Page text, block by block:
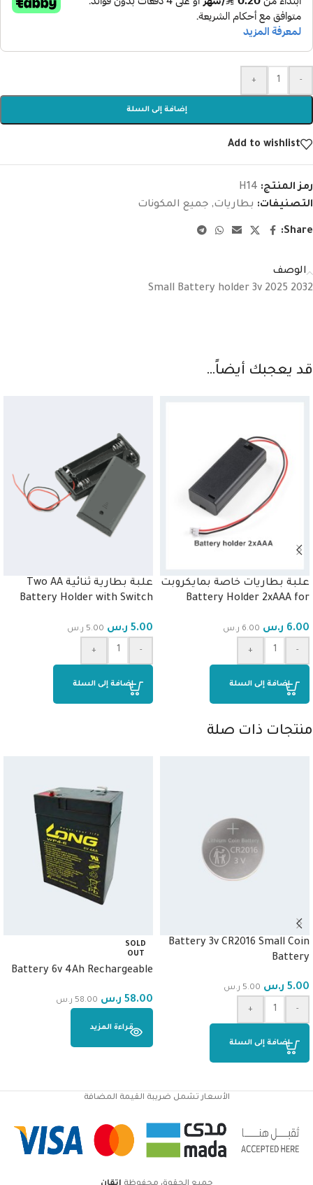
-
+
إضافة إلى السلة
Add to wishlist
رمز المنتج: H14
التصنيفات: بطاريات, جميع المكونات
Share:
الوصف
Small Battery holder 3v 2025 2032
قد يعجبك أيضاً…
علبة بطاريات خاصة بمايكروبت
Battery Holder 2xAAA for
6.00 ر.س 6.00 ر.س
-
+
إضافة إلى السلة
علبة بطارية ثنائية Two AA
Battery Holder with Switch
5.00 ر.س 5.00 ر.س
-
+
إضافة إلى السلة
منتجات ذات صلة
Battery 3v CR2016 Small Coin
Battery
5.00 ر.س 5.00 ر.س
-
+
إضافة إلى السلة
SOLD
OUT
Battery 6v 4Ah Rechargeable
58.00 ر.س 58.00 ر.س
قراءة المزيد
الأسعار تشمل ضريبة القيمة المضافة